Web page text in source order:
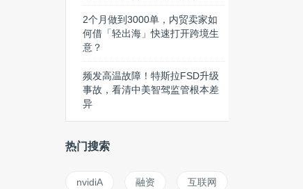
2个月做到3000单，内贸卖家如
何借「轻出海」快速打开跨境生
意？
频发高温故障！特斯拉FSD升级
事故，看清中美智驾监管根本差
异
热门搜索
nvidiA 融资 互联网